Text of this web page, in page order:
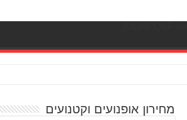
מחירון אופנועים וקטנועים